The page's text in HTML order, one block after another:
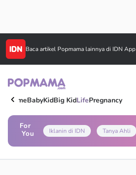
Baca artikel Popmama lainnya di IDN App
HomeBabyKidBig KidLifePregnancy
For
You
Iklanin di IDN Tanya Ahli